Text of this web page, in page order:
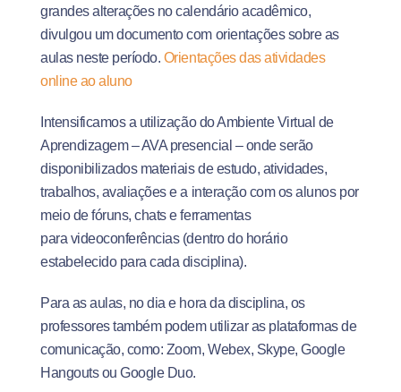
grandes alterações no calendário acadêmico,
divulgou um documento com orientações sobre as
aulas neste período. Orientações das atividades
online ao aluno
Intensificamos a utilização do Ambiente Virtual de
Aprendizagem – AVA presencial – onde serão
disponibilizados materiais de estudo, atividades,
trabalhos, avaliações e a interação com os alunos por
meio de fóruns, chats e ferramentas
para videoconferências (dentro do horário
estabelecido para cada disciplina).
Para as aulas, no dia e hora da disciplina, os
professores também podem utilizar as plataformas de
comunicação, como: Zoom, Webex, Skype, Google
Hangouts ou Google Duo.